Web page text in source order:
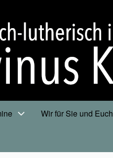
Wir für Sie und Euch